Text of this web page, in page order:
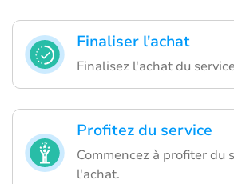
Finaliser l'achat
Finalisez l'achat du
Profitez du service
Commencez à profiter du
l'achat.